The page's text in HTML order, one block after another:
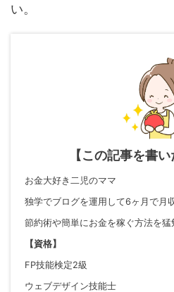
い。
【この記事を書
お金大好き二児のママ
独学でブログを運用して6ヶ月で月
節約術や簡単にお金を稼ぐ方法を猛
【資格】
FP技能検定2級
ウェブデザイン技能士